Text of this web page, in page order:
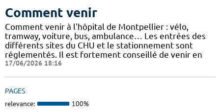
Comment venir
Comment venir à l'hôpital de Montpellier : vélo,
tramway, voiture, bus, ambulance… Les entrées des
différents sites du CHU et le stationnement sont
réglementés. Il est fortement conseillé de venir en
17/06/2026 18:16
PAGES
relevance: 100%